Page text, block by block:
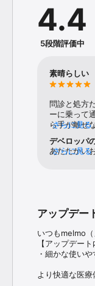
■ 自動決済で
アプリにクレ
診察後に自動
処方箋を事前
スマホでいつ
ご家族のお薬
いつもの先生
処方薬は自宅
※ ご利用前に
【こんな方にお
● かかりつけ
● 時間に縛ら
● 予約からお
4.4
5段階評価中
素晴らしい
問診と処方
ーに乗って
ら手が離せ
になるであ
待します！
さらに見る
デベロッパ
あたたかい
さらに見る
アップデー
いつもmelmo
【アップデート
・細かな使い
より快適な医